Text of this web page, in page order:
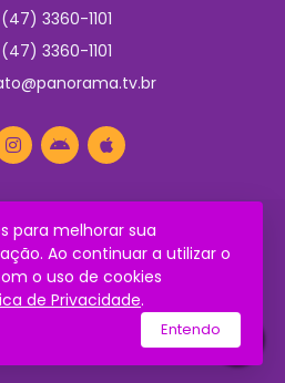
para melhorar sua
Ao continuar a utilizar o
o uso de cookies
de Privacidade.
Entendo
(47) 3360-1101
(47) 3360-1101
Política de
Privacidade